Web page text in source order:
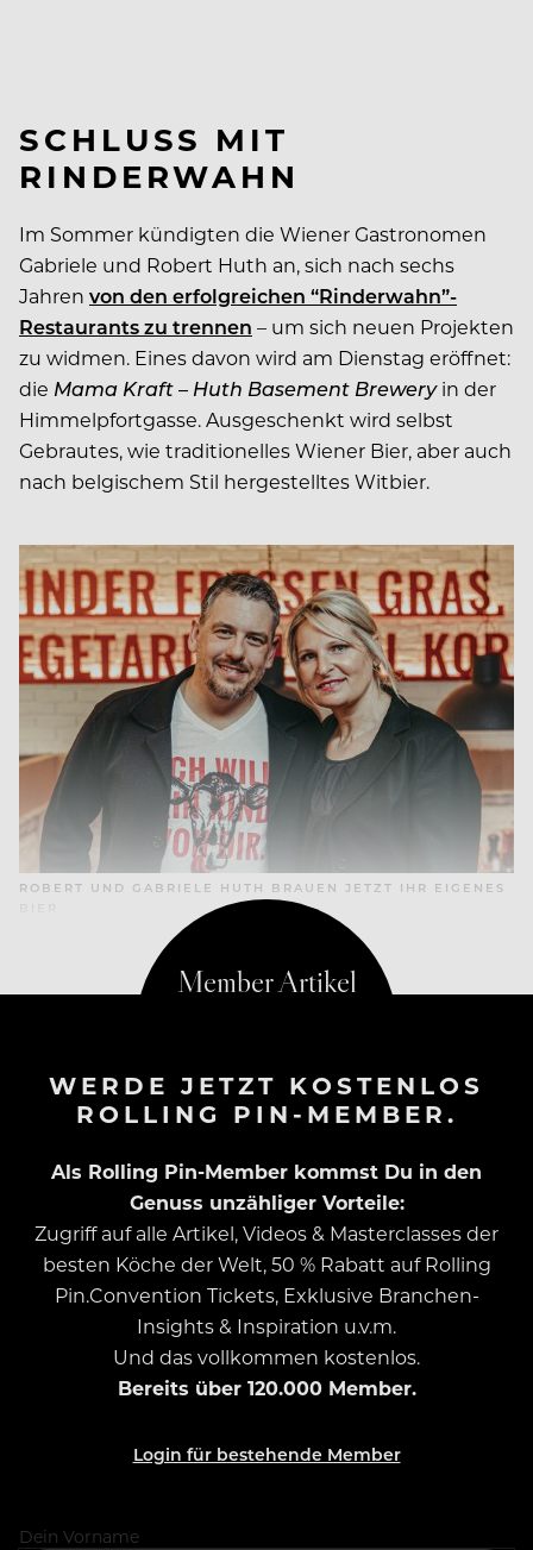
SCHLUSS MIT
RINDERWAHN
Im Sommer kündigten die Wiener Gastronomen
Gabriele und Robert Huth an, sich nach sechs
Jahren von den erfolgreichen “Rinderwahn”-
Restaurants zu trennen – um sich neuen Projekten
zu widmen. Eines davon wird am Dienstag eröffnet:
die Mama Kraft– Huth Basement Breweryin der
Himmelpfortgasse. Ausgeschenkt wird selbst
Gebrautes, wie traditionelles Wiener Bier, aber auch
nach belgischem Stil hergestelltes Witbier.
ROBERT UND GABRIELE HUTH BRAUEN JETZT IHR EIGENES
WERDE JETZT KOSTENLOS
ROLLING PIN-MEMBER.
Als Rolling Pin-Member kommst Du in den
Genuss unzähliger Vorteile:
Zugriff auf alle Artikel, Videos & Masterclasses der
besten Köche der Welt, 50 % Rabatt auf Rolling
Pin.Convention Tickets, Exklusive Branchen-
Insights & Inspiration u.v.m.
Und das vollkommen kostenlos.
Bereits über 120.000 Member.
Login für bestehende Member
Dein Vorname